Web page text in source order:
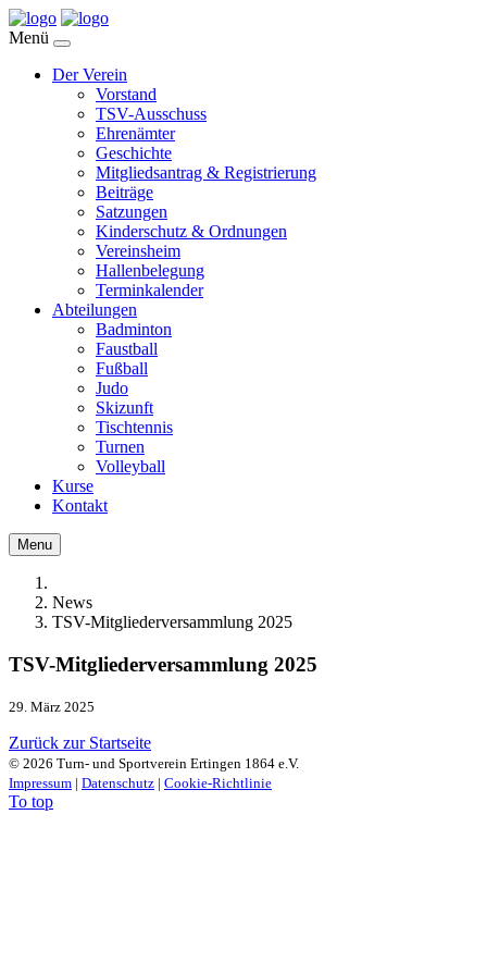
Menü
Der Verein
Vorstand
TSV-Ausschuss
Ehrenämter
Geschichte
Mitgliedsantrag & Registrierung
Beiträge
Satzungen
Kinderschutz & Ordnungen
Vereinsheim
Hallenbelegung
Terminkalender
Abteilungen
Badminton
Faustball
Fußball
Judo
Skizunft
Tischtennis
Turnen
Volleyball
Kurse
Kontakt
Menu
News
TSV-Mitgliederversammlung 2025
TSV-Mitgliederversammlung 2025
29. März 2025
Zurück zur Startseite
© 2026 Turn- und Sportverein Ertingen 1864 e.V.
Impressum | Datenschutz | Cookie-Richtlinie
To top